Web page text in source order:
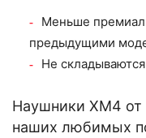
Меньше
предыдущими
Не
Наушники XM4
наших любимых